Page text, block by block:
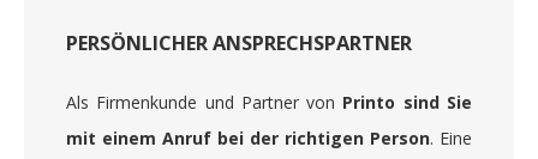
PERSÖNLICHER ANSPRECHSPARTNER
Als Firmenkunde und Partner von Printo sind Sie
mit einem Anruf bei der richtigen Person. Eine